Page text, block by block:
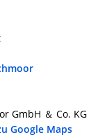
GmbH ＆ Co. KG
Google Maps